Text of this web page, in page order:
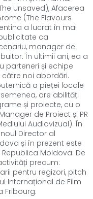
Unsaved), Afacerea
(The Flavours
a lucrat în mai
ca
manager de
În ultimii ani, ea a
parteneri și echipe
noi abordări.
a pieței locale
are abilități
și proiecte, cu o
de Proiect și PR
Audiovizual). În
Director al
și în prezent este
Moldova. De
precum:
pentru regizori, pitch
Internațional de Film
Fribourg.